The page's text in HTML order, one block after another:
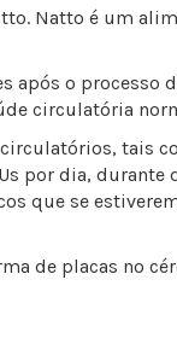
Natto é um
após o processo
circulatória
tais
por dia, durante
que se
de placas no